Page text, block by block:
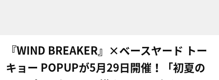
『WIND BREAKER』×ベースヤード トー
キョー POPUPが5月29日開催！「初夏の